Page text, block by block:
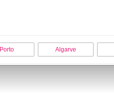
Porto Algarve